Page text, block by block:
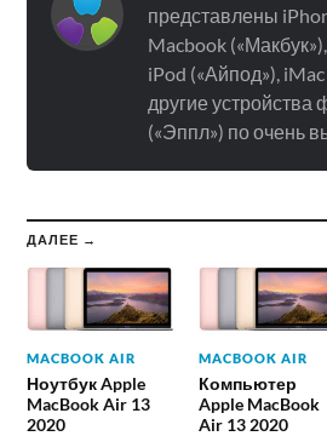
представлены
Macbook
iPod («Айпод»),
другие
(«Эппл») по очень
ДАЛЕЕ →
MACBOOK AIR
Ноутбук Apple
MacBook Air 13
2020
MACBOOK AIR
Компьютер
Apple MacBook
Air 13 2020